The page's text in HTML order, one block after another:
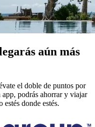
aún más
el doble de puntos por
app, podrás ahorrar y viajar
donde estés.